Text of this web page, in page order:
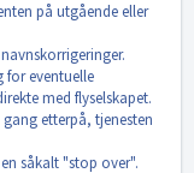
på utgående eller
for eventuelle
med flyselskapet.
etterpå, tjenesten
såkalt "stop over".